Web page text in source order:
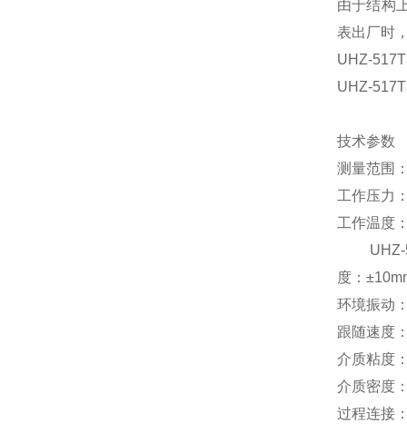
由于结构
表出厂时
UHZ-
UHZ-
技术参数
测量范围
工作压力
工作温度
UHZ-
度：
环境振动
跟随速度
介质粘度
介质密度
过程连接